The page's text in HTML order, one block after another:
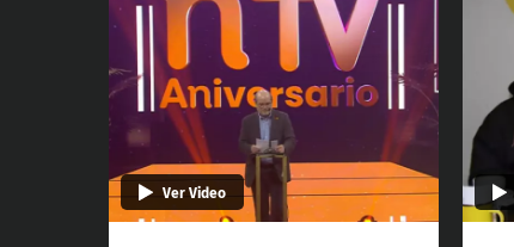
Ver Video